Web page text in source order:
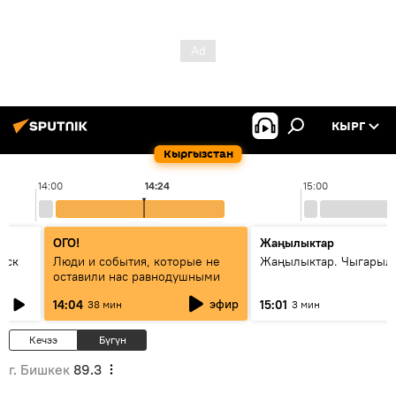
Кыргызстан
КЫРГ
14:00 15:00
14:24
ОГО!
Люди и события, которые не
оставили нас равнодушными
14:04 38 мин эфир
Жаңылыктар
Жаңылыктар.
15:01 3 мин
Кечээ Бүгүн
г. Бишкек 89.3